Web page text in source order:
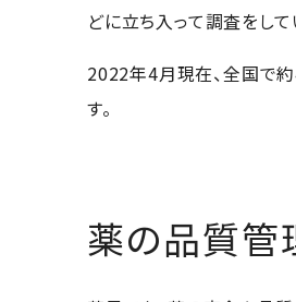
どに立ち入って調査をして
2022年4月現在、全国で
す。
薬の品質管